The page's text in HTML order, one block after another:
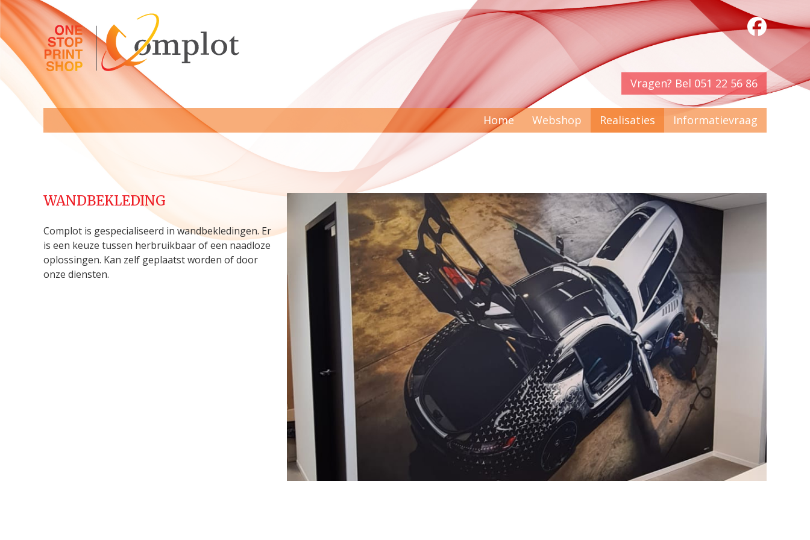
Home Webshop Realisaties Informatievraag
Vragen? Bel 051 22 56 86
WANDBEKLEDING
Complot is gespecialiseerd in wandbekledingen. Er
is een keuze tussen herbruikbaar of een naadloze
oplossingen. Kan zelf geplaatst worden of door
onze diensten.